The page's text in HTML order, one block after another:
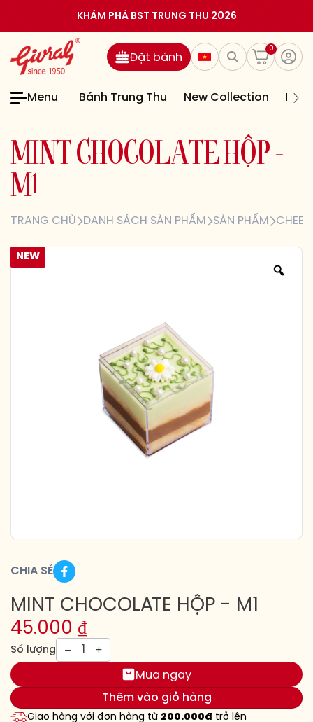
KHÁM PHÁ BST TRUNG THU 2026
0
Đặt bánh
Menu Bánh Trung Thu New Collection
M N C H OCO LA E H Ộ P –
M 1
TRANG CHỦ DANH SÁCH SẢN PHẨM SẢN PHẨM
NEW
CHIA SẺ
MINT CHOCOLATE HỘP - M1
45.000 ₫
Số lượng 1
Mua ngay
Thêm vào giỏ hàng
Giao hàng với đơn hàng từ 200.000đ trở lên